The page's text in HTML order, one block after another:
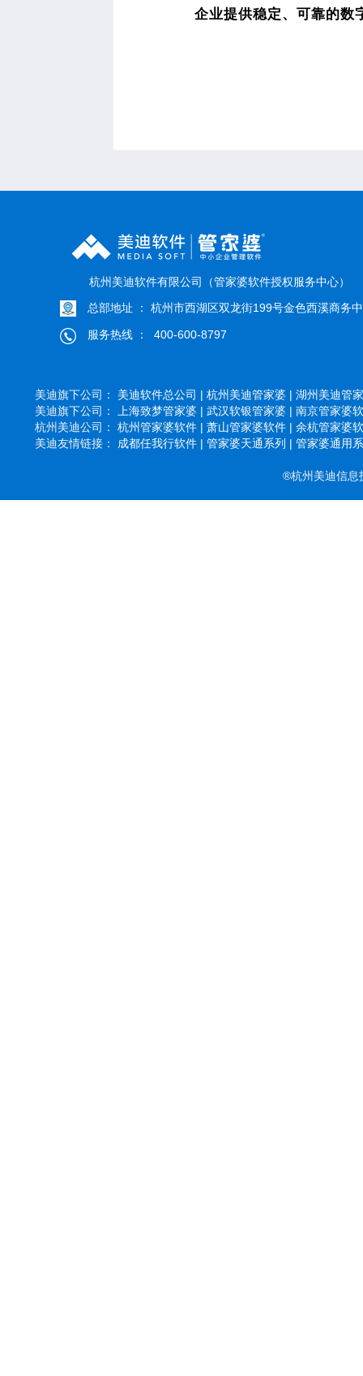
企业提供稳定、可靠的数
杭州美迪软件有限公司（管家婆软件授权服务中心）
总部地址 ： 杭州市西湖区双龙街199号金色西溪商务
服务热线 ： 400-600-8797
美迪旗下公司： 美迪软件总公司 | 杭州美迪管家婆 | 湖州美迪管
美迪旗下公司：
上海致梦管家婆 | 武汉软银管家婆 | 南京管家婆
杭州美迪公司： 杭州管家婆软件 | 萧山管家婆软件 | 余杭管家婆
美迪友情链接： 成都任我行软件 | 管家婆天通系列 | 管家婆通用
®杭州美迪信息